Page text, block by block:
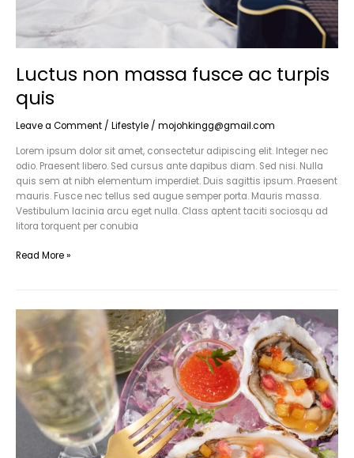
Luctus non massa fusce ac turpis
quis
Leave a Comment / Lifestyle / mojohkingg@gmail.com
Lorem ipsum dolor sit amet, consectetur adipiscing elit. Integer nec
odio. Praesent libero. Sed cursus ante dapibus diam. Sed nisi. Nulla
quis sem at nibh elementum imperdiet. Duis sagittis ipsum. Praesent
mauris. Fusce nec tellus sed augue semper porta. Mauris massa.
Vestibulum lacinia arcu eget nulla. Class aptent taciti sociosqu ad
litora torquent per conubia
Read More »
Pellentesque
nibh
aenean
quam
in
scelerisque